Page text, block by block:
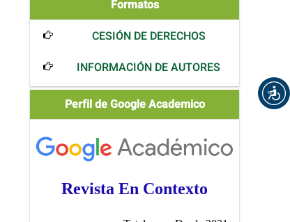
Formatos
CESIÓN DE DERECHOS
INFORMACIÓN DE AUTORES
ScholarPerfil de Google Academico